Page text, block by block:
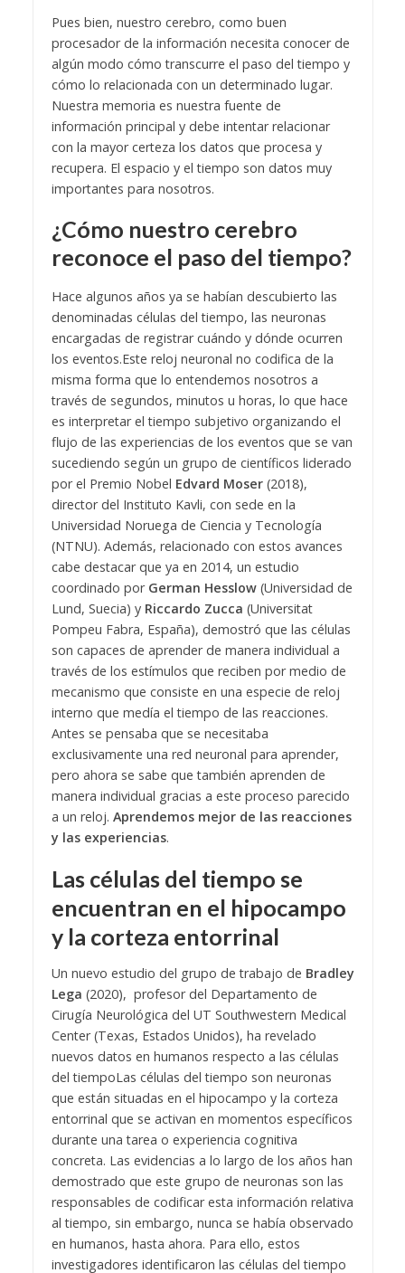
Pues bien, nuestro cerebro, como buen
procesador de la información necesita conocer de
algún modo cómo transcurre el paso del tiempo y
cómo lo relacionada con un determinado lugar.
Nuestra memoria es nuestra fuente de
información principal y debe intentar relacionar
con la mayor certeza los datos que procesa y
recupera. El espacio y el tiempo son datos muy
importantes para nosotros.
¿Cómo nuestro cerebro
reconoce el paso del tiempo?
Hace algunos años ya se habían descubierto las
denominadas células del tiempo, las neuronas
encargadas de registrar cuándo y dónde ocurren
los eventos.Este reloj neuronal no codifica de la
misma forma que lo entendemos nosotros a
través de segundos, minutos u horas, lo que hace
es interpretar el tiempo subjetivo organizando el
flujo de las experiencias de los eventos que se van
sucediendo según un grupo de científicos liderado
por el Premio Nobel Edvard Moser(2018),
director del Instituto Kavli, con sede en la
Universidad Noruega de Ciencia y Tecnología
(NTNU). Además, relacionado con estos avances
cabe destacar que ya en 2014, un estudio
coordinado por German Hesslow(Universidad de
Lund, Suecia) y Riccardo Zucca (Universitat
Pompeu Fabra, España), demostró que las células
son capaces de aprender de manera individual a
través de los estímulos que reciben por medio de
mecanismo que consiste en una especie de reloj
interno que medía el tiempo de las reacciones.
Antes se pensaba que se necesitaba
exclusivamente una red neuronal para aprender,
pero ahora se sabe que también aprenden de
manera individual gracias a este proceso parecido
a un reloj. Aprendemos mejor de las reacciones
y las experiencias.
Las células del tiempo se
encuentran en el hipocampo
y la corteza entorrinal
Un nuevo estudio del grupo de trabajo de Bradley
Lega (2020), profesor del Departamento de
Cirugía Neurológica del UT Southwestern Medical
Center (Texas, Estados Unidos), ha revelado
nuevos datos en humanos respecto a las células
del tiempoLas células del tiempo son neuronas
que están situadas en el hipocampo y la corteza
entorrinal que se activan en momentos específicos
durante una tarea o experiencia cognitiva
concreta. Las evidencias a lo largo de los años han
demostrado que este grupo de neuronas son las
responsables de codificar esta información relativa
al tiempo, sin embargo, nunca se había observado
en humanos, hasta ahora. Para ello, estos
investigadores identificaron las células del tiempo